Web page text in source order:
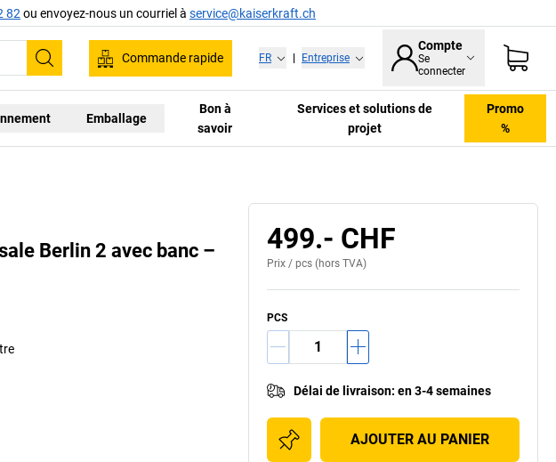
82 ou envoyez-nous un courriel à service@kaiserkraft.ch
Recherche
Commande rapide FR Entreprise
Compte
Se
connecter
Emballage
Bon à
savoir
Services et solutions de
projet
Promo
%
Berlin 2 avec banc –
499.- CHF
Prix / pcs (hors TVA)
PCS
Délai de livraison: en 3-4 semaines
AJOUTER AU PANIER